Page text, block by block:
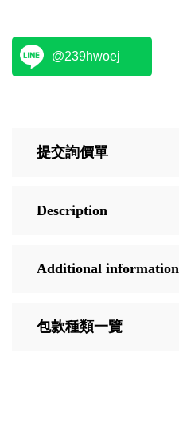
@239hwoej
提交詢價單
Description
Additional information
包款種類一覽